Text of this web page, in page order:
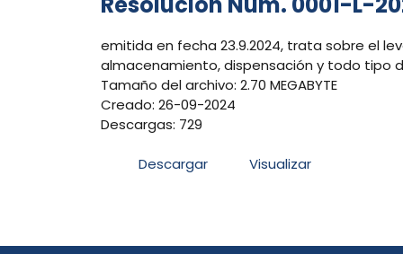
emitida en fecha 23.9.2024, trata sobre el
almacenamiento, dispensación y todo tipo
Tamaño del archivo: 2.70 MEGABYTE
Creado: 26-09-2024
Descargas: 729
Descargar Visualizar